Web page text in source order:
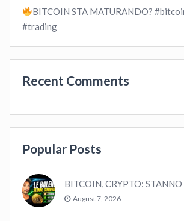
BITCOIN STA MATURANDO?
#trading
Recent Comments
Popular Posts
August 7, 2026